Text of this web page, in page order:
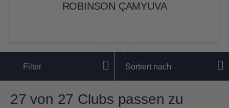
ROBINSON ÇAMYUVA
Filter Sortiert nach
27 von 27 Clubs passen zu